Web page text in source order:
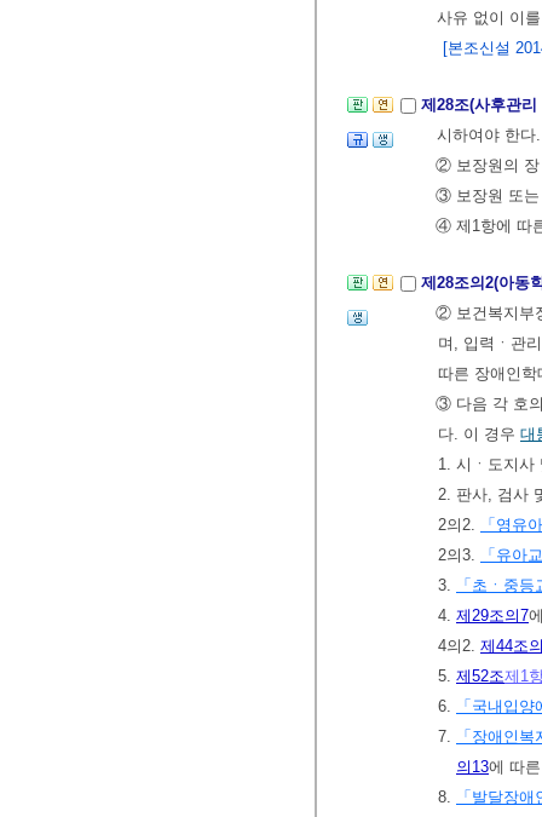
사유 없이 이
[본조신설
제28조(사후관
시하여야 한
② 보장원의 장
③ 보장원 또는
④ 제1항에 따
제28조의2(아동
② 보건복지부
며, 입력ㆍ관
따른 장애인
③ 다음 각 호
다. 이 경우 대
1. 시ㆍ도지사
2. 판사, 검사
2의2.
「영유
2의3.
「유아
3.
「초ㆍ중
4. 제29조의7
4의2. 제44조
5. 제52조제1
6.
「국내입
7.
「장애인복
의13에 따
8.
「발달장